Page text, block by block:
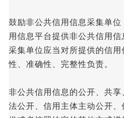
鼓励非公共信用信息采集单
用信息平台提供非公共信用
采集单位应当对所提供的信
性、准确性、完整性负责。
非公共信用信息的公开、共
法公开、信用主体主动公开